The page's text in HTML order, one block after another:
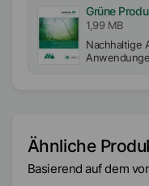
Amerika
Asien/Ozeanien
Grüne
1,99 MB
Nachhaltige
Ähnliche
Basierend auf dem